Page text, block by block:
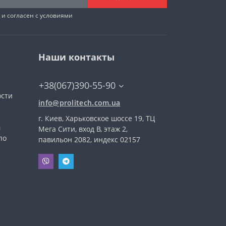
и согласен с условиями
Наши контакты
+38(067)390-55-90
info@prolitech.com.ua
г. Киев, Харьковское шоссе 19, ТЦ
Мега Сити, вход В, этаж 2,
павильон 2082, индекс 02157